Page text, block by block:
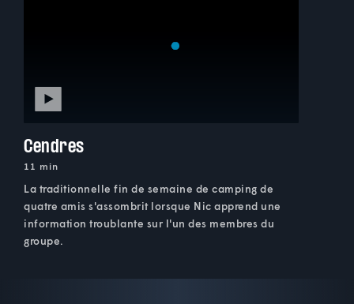
Cendres
11 min
La traditionnelle fin de semaine de camping de
quatre amis s'assombrit lorsque Nic apprend une
information troublante sur l'un des membres du
groupe.